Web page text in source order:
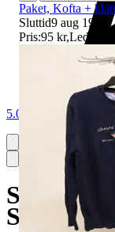
5.0
Stickad
Storlek L
Paket, Kofta +
Sluttid9 aug 19:02 .
Pris:95 kr,